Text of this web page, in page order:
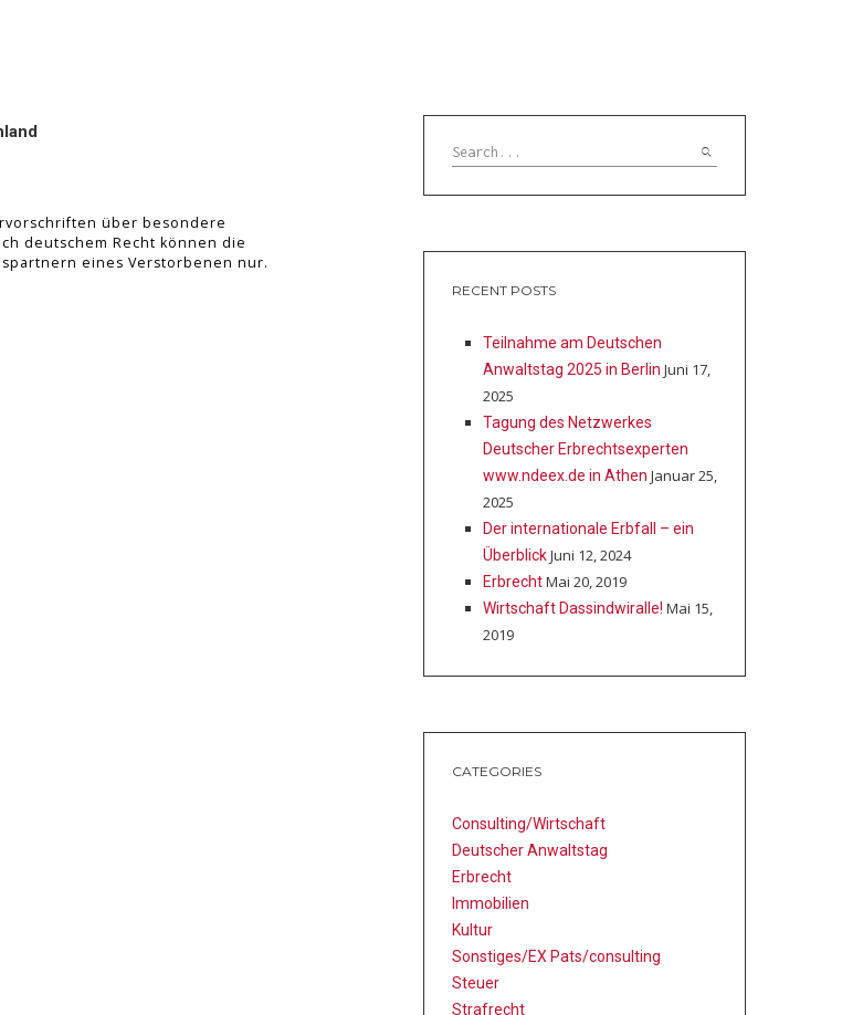
über besondere
deutschem Recht können die
eines Verstorbenen nur.
RECENT POSTS
Teilnahme am Deutschen
Anwaltstag 2025 in Berlin Juni 17,
2025
Tagung des Netzwerkes
Deutscher Erbrechtsexperten
www.ndeex.de in Athen Januar 25,
2025
Der internationale Erbfall – ein
Überblick Juni 12, 2024
Erbrecht Mai 20, 2019
Wirtschaft ­Das­sind­wir­alle! Mai 15,
2019
CATEGORIES
Consulting/Wirtschaft
Deutscher Anwaltstag
Erbrecht
Immobilien
Kultur
Sonstiges/EX Pats/consulting
Steuer
Strafrecht